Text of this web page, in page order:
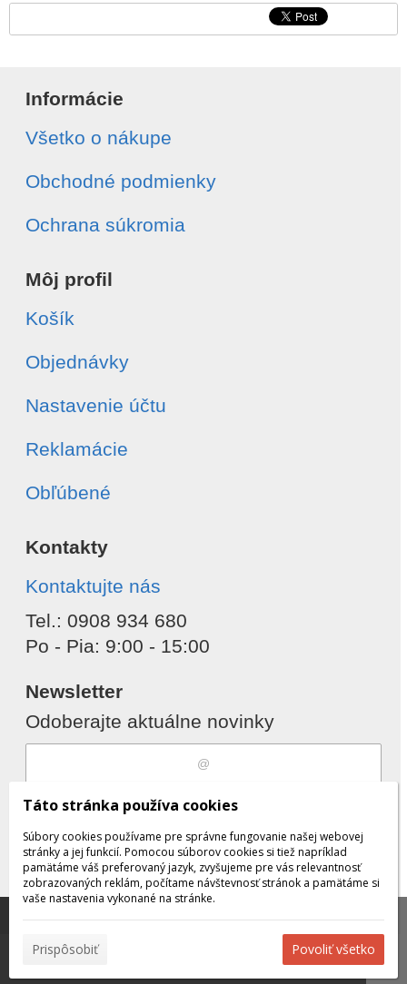
Informácie
Všetko o nákupe
Obchodné podmienky
Ochrana súkromia
Môj profil
Košík
Objednávky
Nastavenie účtu
Reklamácie
Obľúbené
Kontakty
Kontaktujte nás
Tel.: 0908 934 680
Po - Pia: 9:00 - 15:00
Newsletter
Odoberajte aktuálne novinky
Súhlasím sspracovaním osobných
údajov
Odobrať Pridať
© 2026 WEXBO | |Prihlásiť
pomáhajú poskytovať služby. Používaním našich služieb
vyjadrujete súhlas s používaním súborov cookies.Viac
✖
Táto stránka používa cookies
Súbory cookies používame pre správne fungovanie našej webovej
stránky a jej funkcií. Pomocou súborov cookies si tiež napríklad
pamätáme váš preferovaný jazyk, zvyšujeme pre vás relevantnosť
zobrazovaných reklám, počítame návštevnosť stránok a pamätáme si
vaše nastavenia vykonané na stránke.
Prispôsobiť Povoliť všetko